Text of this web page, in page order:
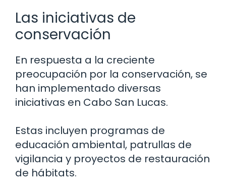
Las iniciativas de
conservación
En respuesta a la creciente
preocupación por la conservación, se
han implementado diversas
iniciativas en Cabo San Lucas.
Estas incluyen programas de
educación ambiental, patrullas de
vigilancia y proyectos de restauración
de hábitats.